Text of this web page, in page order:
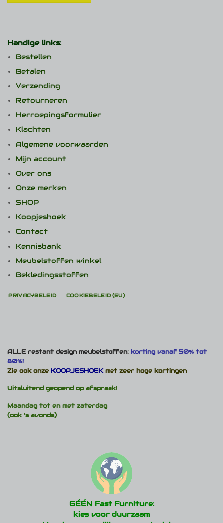
Handige links:
Bestellen
Betalen
Verzending
Retourneren
Herroepingsformulier
Klachten
Algemene voorwaarden
Mijn account
Over ons
Onze merken
SHOP
Koopjeshoek
Contact
Kennisbank
Meubelstoffen winkel
Bekledingsstoffen
PRIVACYBELEID COOKIEBELEID (EU)
ALLE restant design meubelstoffen: korting vanaf 50% tot
80%!
Zie ook onze KOOPJESHOEKmet zeer hoge kortingen
Uitsluitend geopend op afspraak!
Maandag tot en met zaterdag
(ook 's avonds)
GÉÉN Fast Furniture:
kies voor duurzaam